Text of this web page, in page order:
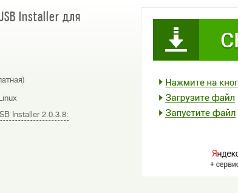
Installer для
Installer 2.0.3.8: